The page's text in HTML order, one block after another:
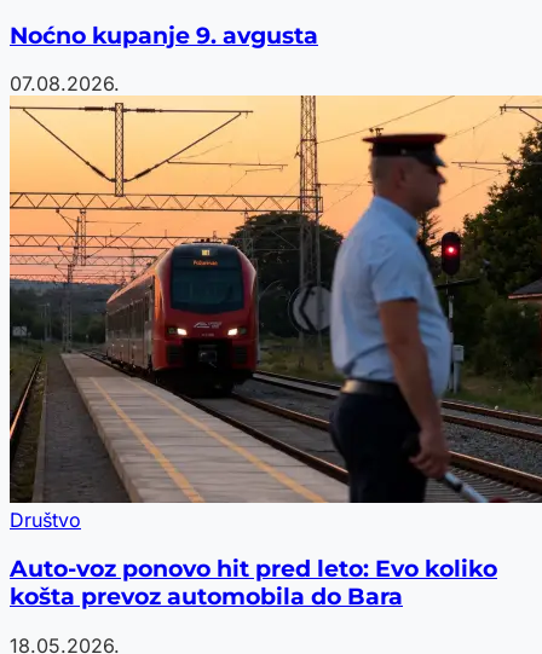
Noćno kupanje 9. avgusta
07.08.2026.
Društvo
Auto-voz ponovo hit pred leto: Evo koliko
košta prevoz automobila do Bara
18.05.2026.